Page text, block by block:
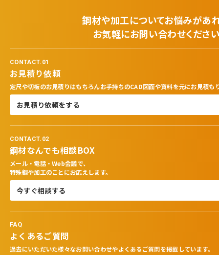
鋼材や加工についてお悩みがあ
お気軽にお問い合わせくださ
CONTACT.01
お見積り依頼
定尺や切板のお見積りはもちろんお手持ちのCAD図面や資料を元にお見積も
お見積り依頼をする
CONTACT.02
鋼材なんでも相談BOX
メール・電話・Web会議で、
特殊鋼や加工のことにお応えします。
今すぐ相談する
FAQ
よくあるご質問
過去にいただいた様々なお問い合わせやよくあるご質問を掲載しています。